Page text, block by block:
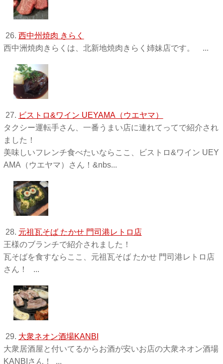
26. 西中州焼肉 きらく
西中洲焼肉きらくは、北新地焼肉きらく姉妹店です。 ...
27. ビストロ&ワイン UEYAMA（ウエヤマ）
タクシー運転手さん、一番うまい店に連れてってで紹介され
ました！
美味しいフレンチ食べたいならここ、ビストロ&ワイン UEY
AMA（ウエヤマ）さん！&nbs...
28. 元祖瓦そば たかせ 門司港レトロ店
王様のブランチで紹介されました！
瓦そばを食すならここ、元祖瓦そば たかせ 門司港レトロ店
さん！ ...
29. 大衆ネオン酒場KANBI
大衆居酒屋と付いてるからお酒が安いお店の大衆ネオン酒場
KANBIさん！ ...